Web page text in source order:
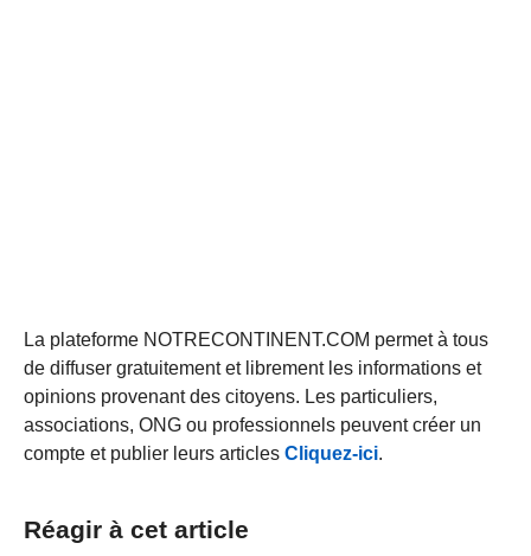
La plateforme NOTRECONTINENT.COM permet à tous
de diffuser gratuitement et librement les informations et
opinions provenant des citoyens. Les particuliers,
associations, ONG ou professionnels peuvent créer un
compte et publier leurs articles Cliquez-ici.
Réagir à cet article